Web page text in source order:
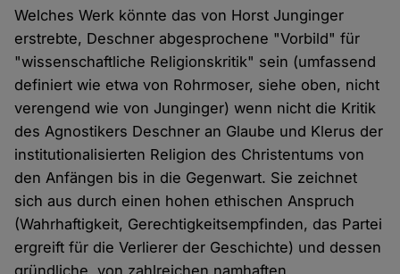
Welches Werk könnte das von Horst Junginger
erstrebte, Deschner abgesprochene "Vorbild" für
"wissenschaftliche Religionskritik" sein (umfassend
definiert wie etwa von Rohrmoser, siehe oben, nicht
verengend wie von Junginger) wenn nicht die Kritik
des Agnostikers Deschner an Glaube und Klerus der
institutionalisierten Religion des Christentums von
den Anfängen bis in die Gegenwart. Sie zeichnet
sich aus durch einen hohen ethischen Anspruch
(Wahrhaftigkeit, Gerechtigkeitsempfinden, das Partei
ergreift für die Verlierer der Geschichte) und dessen